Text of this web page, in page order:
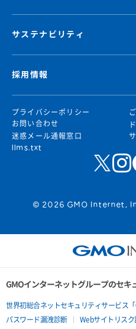
サステナビリティ
採用情報
プライバシーポリシー
お問い合わせ
迷惑メール通報窓口
llms.txt
© 2026 GMO Internet,
GMOインターネットグループのセキ
世界初総合ネットセキュリティサービス「
パスワード漏洩診断
Webサイトリス